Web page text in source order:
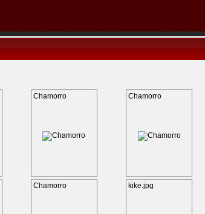
Chamorro Chamorro
Chamorro kike.jpg